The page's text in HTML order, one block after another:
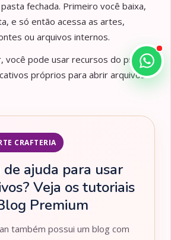
fechada. Primeiro você baixa,
e só então acessa as artes,
ou arquivos internos.
você pode usar recursos do próprio
próprios para abrir arquivos
CRAFTERIA
de ajuda para usar
Veja os tutoriais
Premium
também possui um blog com